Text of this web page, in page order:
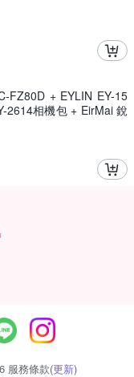
FZ80D + EYLIN EY-15
2614相機包 + EirMai 銳
FZ80D (公司貨)
服務條款(更新)